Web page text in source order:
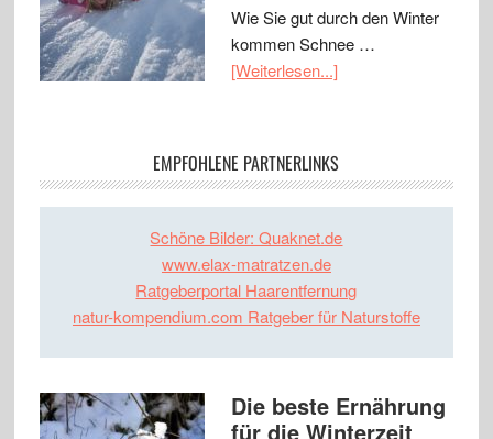
Wie Sie gut durch den Winter
kommen Schnee …
[Weiterlesen...]
EMPFOHLENE PARTNERLINKS
Schöne Bilder: Quaknet.de
www.elax-matratzen.de
Ratgeberportal Haarentfernung
natur-kompendium.com Ratgeber für Naturstoffe
Die beste Ernährung
für die Winterzeit